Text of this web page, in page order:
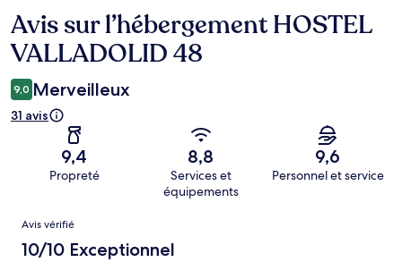
Avis
Avis sur l’hébergement HOSTEL
VALLADOLID 48
9,0 Merveilleux
31 avis
9,4
Propreté
8,8
Services et
équipements
9,6
Personnel et service
Avis
Avis vérifié
10/10 Exceptionnel